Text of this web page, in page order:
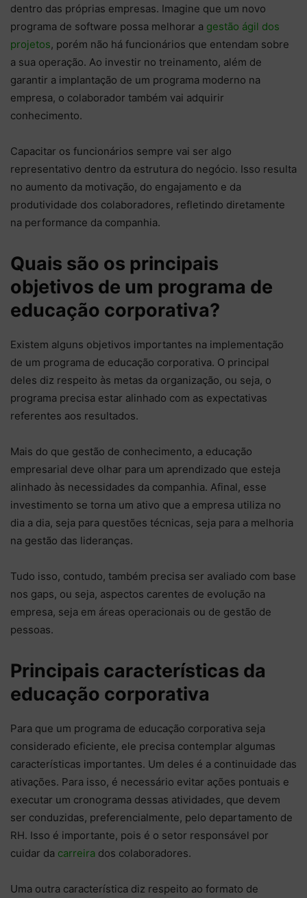
dentro das próprias empresas. Imagine que um novo
programa de software possa melhorar a gestão ágil dos
projetos, porém não há funcionários que entendam sobre
a sua operação. Ao investir no treinamento, além de
garantir a implantação de um programa moderno na
empresa, o colaborador também vai adquirir
conhecimento.
Capacitar os funcionários sempre vai ser algo
representativo dentro da estrutura do negócio. Isso resulta
no aumento da motivação, do engajamento e da
produtividade dos colaboradores, refletindo diretamente
na performance da companhia.
Quais são os principais
objetivos de um programa de
educação corporativa?
Existem alguns objetivos importantes na implementação
de um programa de educação corporativa. O principal
deles diz respeito às metas da organização, ou seja, o
programa precisa estar alinhado com as expectativas
referentes aos resultados.
Mais do que gestão de conhecimento, a educação
empresarial deve olhar para um aprendizado que esteja
alinhado às necessidades da companhia. Afinal, esse
investimento se torna um ativo que a empresa utiliza no
dia a dia, seja para questões técnicas, seja para a melhoria
na gestão das lideranças.
Tudo isso, contudo, também precisa ser avaliado com base
nos gaps, ou seja, aspectos carentes de evolução na
empresa, seja em áreas operacionais ou de gestão de
pessoas.
Principais características da
educação corporativa
Para que um programa de educação corporativa seja
considerado eficiente, ele precisa contemplar algumas
características importantes. Um deles é a continuidade das
ativações. Para isso, é necessário evitar ações pontuais e
executar um cronograma dessas atividades, que devem
ser conduzidas, preferencialmente, pelo departamento de
RH. Isso é importante, pois é o setor responsável por
cuidar da carreira dos colaboradores.
Uma outra característica diz respeito ao formato de